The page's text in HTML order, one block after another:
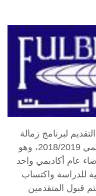
لبرنامج زمالة
هيوبرت همفري للعام الأكاديمي 2018/2019، وهو
عام أكاديمي واحد
للدراسة واكتساب
قبول المتقدمين